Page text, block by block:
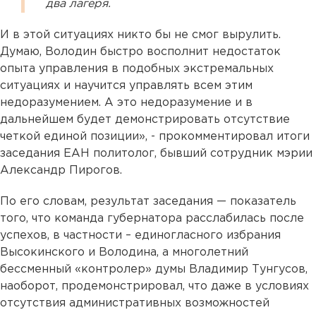
два лагеря.
И в этой ситуациях никто бы не смог вырулить.
Думаю, Володин быстро восполнит недостаток
опыта управления в подобных экстремальных
ситуациях и научится управлять всем этим
недоразумением. А это недоразумение и в
дальнейшем будет демонстрировать отсутствие
четкой единой позиции», - прокомментировал итоги
заседания ЕАН политолог, бывший сотрудник мэрии
Александр Пирогов.
По его словам, результат заседания — показатель
того, что команда губернатора расслабилась после
успехов, в частности – единогласного избрания
Высокинского и Володина, а многолетний
бессменный «контролер» думы Владимир Тунгусов,
наоборот, продемонстрировал, что даже в условиях
отсутствия административных возможностей